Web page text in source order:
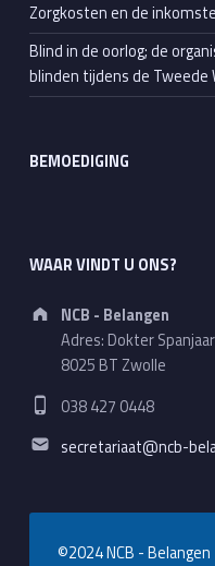
Zorgkosten en de
Blind in de oorlog; de
blinden tijdens de Tweede
BEMOEDIGING
WAAR VINDT U ONS?
Address:
NCB - Belangen
Adres: Dokter
8025 BT Zwolle
Phone number:
038 427 0448
Email address:
secretariaat@ncb-
©2024 NCB - Belangen